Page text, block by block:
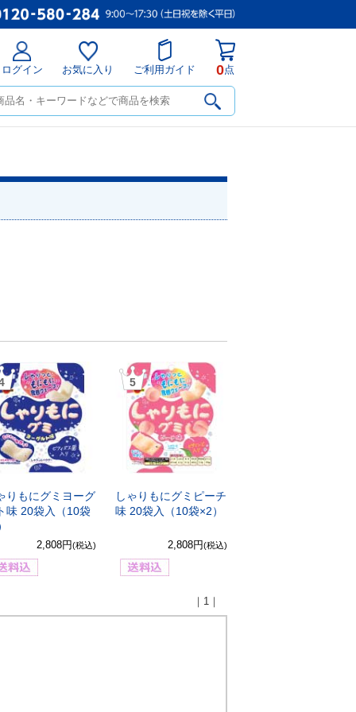
ログイン お気に入り ご利用ガイド 0点
りもにグミヨーグ
味 20袋入（10袋
2,808円(税込)
5
しゃりもにグミピーチ
味 20袋入（10袋×2）
2,808円(税込)
｜1｜